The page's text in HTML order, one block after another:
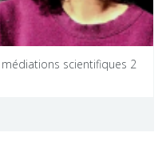
médiations scientifiques 2